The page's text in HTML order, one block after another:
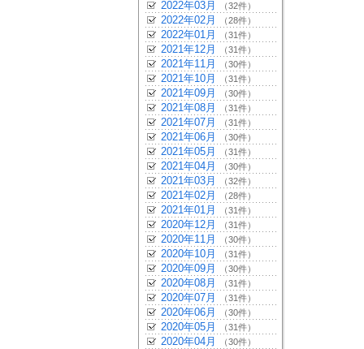
2022年03月 （32件）
2022年02月 （28件）
2022年01月 （31件）
2021年12月 （31件）
2021年11月 （30件）
2021年10月 （31件）
2021年09月 （30件）
2021年08月 （31件）
2021年07月 （31件）
2021年06月 （30件）
2021年05月 （31件）
2021年04月 （30件）
2021年03月 （32件）
2021年02月 （28件）
2021年01月 （31件）
2020年12月 （31件）
2020年11月 （30件）
2020年10月 （31件）
2020年09月 （30件）
2020年08月 （31件）
2020年07月 （31件）
2020年06月 （30件）
2020年05月 （31件）
2020年04月 （30件）